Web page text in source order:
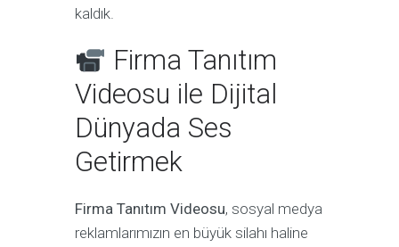
kaldık.
Firma Tanıtım
Videosu ile Dijital
Dünyada Ses
Getirmek
Firma Tanıtım Videosu, sosyal medya
reklamlarımızın en büyük silahı haline